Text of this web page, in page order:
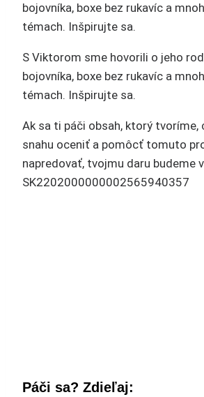
bojovníka, boxe bez rukavíc a
témach. Inšpirujte sa.
S Viktorom sme hovorili o jeho
bojovníka, boxe bez rukavíc a
témach. Inšpirujte sa.
Ak sa ti páči obsah, ktorý tvoríme,
snahu oceniť a pomôcť tomuto
napredovať, tvojmu daru budeme
SK2202000000002565940357
Páči sa? Zdieľaj: